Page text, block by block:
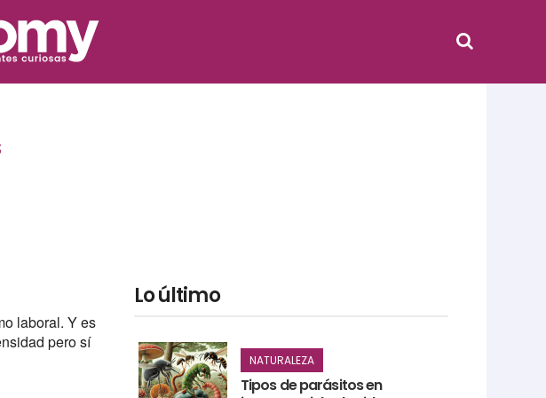
laboral. Y es
pero sí
Lo último
NATURALEZA
Tipos de parásitos en